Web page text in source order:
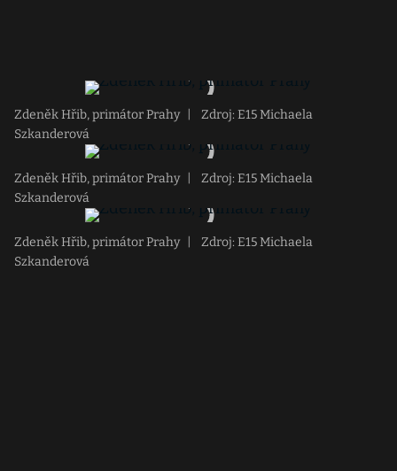
Zdeněk Hřib, primátor Prahy
Zdroj: E15 Michaela
Szkanderová
Zdeněk Hřib, primátor Prahy
Zdroj: E15 Michaela
Szkanderová
Zdeněk Hřib, primátor Prahy
Zdroj: E15 Michaela
Szkanderová